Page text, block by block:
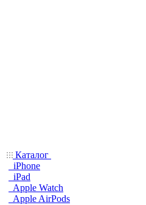
Каталог
iPhone
iPad
Apple Watch
Apple AirPods